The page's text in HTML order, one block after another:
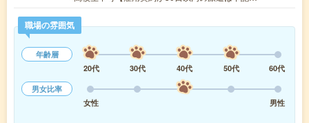
職場の雰囲気
年齢層
20代
30代 40代 50代
60代
男女比率
女性
男性